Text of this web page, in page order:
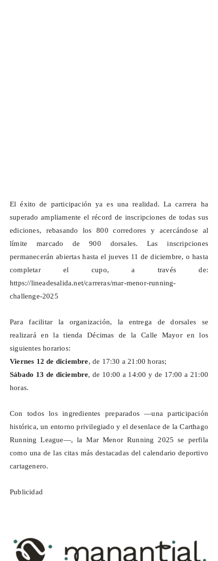
El éxito de participación ya es una realidad. La carrera ha
superado ampliamente el récord de inscripciones de todas sus
ediciones, rebasando los 800 corredores y acercándose al
límite marcado de 900 dorsales. Las inscripciones
permanecerán abiertas hasta el jueves 11 de diciembre, o hasta
completar el cupo, a través de:
https://lineadesalida.net/carreras/mar-menor-running-
challenge-2025
Para facilitar la organización, la entrega de dorsales se
realizará en la tienda Décimas de la Calle Mayor en los
siguientes horarios:
Viernes 12 de diciembre, de 17:30 a 21:00 horas;
Sábado 13 de diciembre, de 10:00 a 14:00 y de 17:00 a 21:00
horas.
Con todos los ingredientes preparados —una participación
histórica, un entorno privilegiado y el desenlace de laCarthago
Running League—, la Mar Menor Running 2025 se perfila
como una de las citas más destacadas del calendario deportivo
cartagenero.
Publicidad